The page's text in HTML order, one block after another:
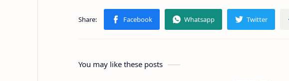
You may like these posts